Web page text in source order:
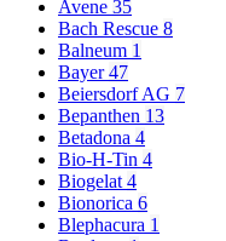
Avene 35
Bach Rescue 8
Balneum 1
Bayer47
Beiersdorf AG 7
Bepanthen 13
Betadona 4
Bio-H-Tin 4
Biogelat 4
Bionorica 6
Blephacura 1